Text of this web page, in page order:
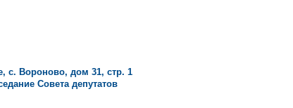
с. Вороново, дом 31, стр. 1
Совета депутатов